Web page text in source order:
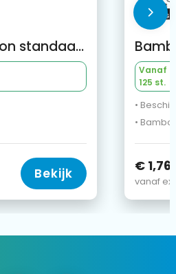
Bamboe telefoon standaard
Bekijk
Vanaf
125 st.
•
•
€ 1,76
vanaf